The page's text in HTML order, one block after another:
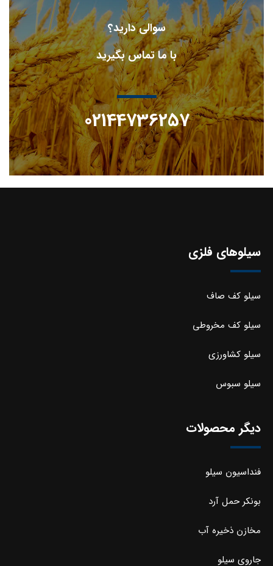
سوالی دارید؟
با ما تماس بگیرید
02144736257
سیلوهای فلزی
سیلو کف صاف
سیلو کف مخروطی
سیلو کشاورزی
سیلو سبوس
دیگر محصولات
فنداسیون سیلو
بونکر حمل آرد
مخازن ذخیره آب
جاروی سیلو